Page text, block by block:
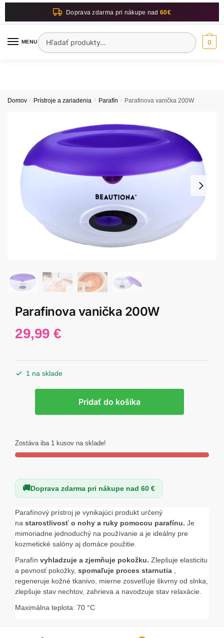
Skip
Skip
Doprava zdarma pri nákupe nad60€
MENUHľadať:
0
Domov / Prístroje a zariadenia / Parafín / Parafinova vanička 200W
Parafinova vanička 200W
29,99 €
Parafínový prístroj je vynikajúci produkt určený
na starostlivosť o nohy a ruky pomocou parafínu. Je
mimoriadne jednoduchý na používanie a je ideálny pre
kozmetické salóny aj domáce použitie.
Parafín vyhladzuje a zjemňuje pokožku. Zlepšuje elasticitu
a pevnosť pokožky, spomaľuje proces starnutia
regeneruje kožné tkanivo, mierne zosvetľuje škvrny od slnka,
zlepšuje stav nechtov, zahrieva a navodzuje stav relaxácie.
Maximálna teplota: 70 °C
1 na sklade
Pridať do košíka
Zostáva iba 1 kusov na sklade!
Doprava zdarma pri nákupe nad 60 €